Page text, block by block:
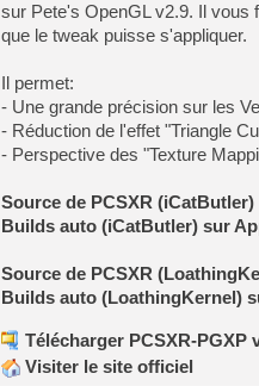
sur Pete's OpenGL v2.9. Il vous
que le tweak puisse s'appliquer.
Il permet:
- Une grande précision sur les
- Réduction de l'effet "Triangle
- Perspective des "Texture
Source de PCSXR (iCatButler)
Builds auto (iCatButler) sur
Source de PCSXR
Builds auto (LoathingKernel)
Télécharger PCSXR-PGXP
Visiter le site officiel